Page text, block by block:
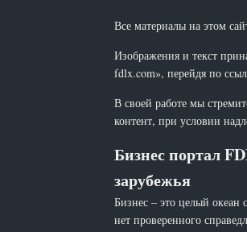
Все материалы на этом
Изображения и текст
fdlx.com», перейдя по
В своей работе мы
контент, при условии
Бизнес портал
зарубежья
Бизнес – это целый океан
нет проверенного